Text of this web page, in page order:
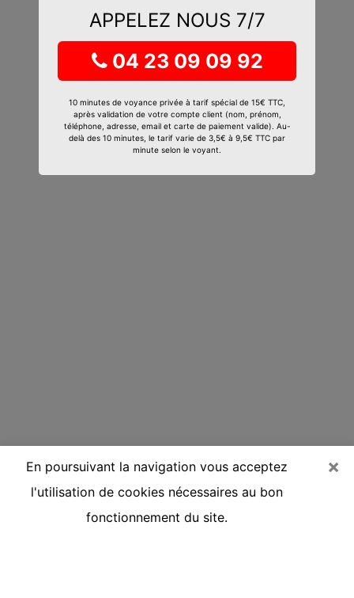
APPELEZ NOUS 7/7
04 23 09 09 92
10 minutes de voyance privée à tarif spécial de 15€ TTC,
après validation de votre compte client (nom, prénom,
téléphone, adresse, email et carte de paiement valide). Au-
delà des 10 minutes, le tarif varie de 3,5€ à 9,5€ TTC par
minute selon le voyant.
×
En poursuivant la navigation vous acceptez
l'utilisation de cookies nécessaires au bon
fonctionnement du site.